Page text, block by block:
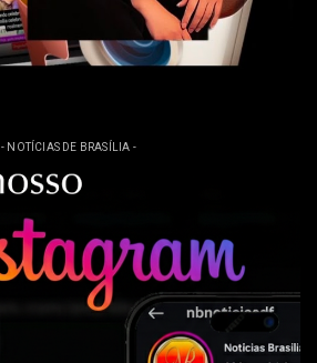
- NOTÍCIAS DE BRASÍLIA -